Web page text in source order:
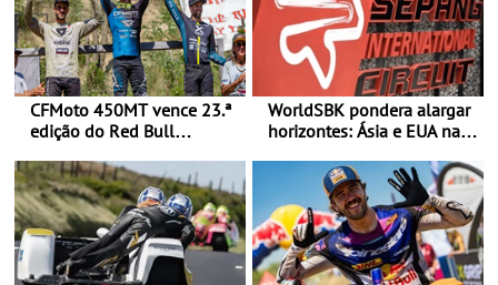
CFMoto 450MT vence 23.ª
edição do Red Bull
Categorias Adventure -
Vitória na Ultimate, Core e
Lite
WorldSBK pondera alargar
horizontes: Ásia e EUA na